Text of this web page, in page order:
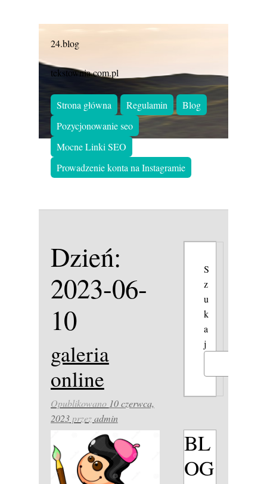
24.blog
tekstownia.com.pl
Strona główna Regulamin
Blog
Pozycjonowanie seo
Mocne Linki SEO
Prowadzenie konta na Instagramie
Dzień:
2023-06-
10
galeria
online
Opublikowano 10 czerwca,
2023przezadmin
S
z
u
k
a
j
BL
OG